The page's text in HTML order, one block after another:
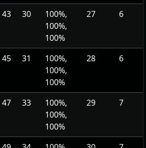
43 30
100%,
100%,
100%
27 6
45 31
100%,
100%,
100%
28 6
47 33
100%,
100%,
100%
29 7